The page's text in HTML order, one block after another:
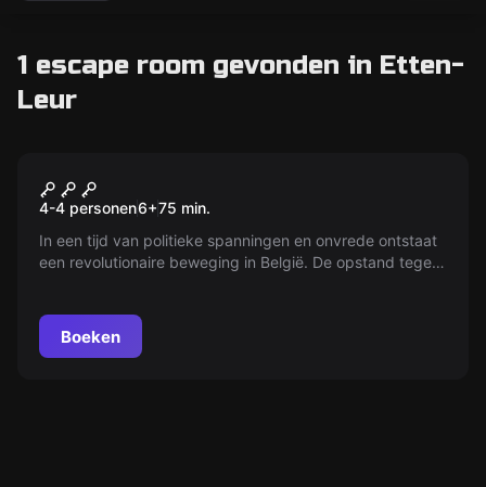
1 escape room gevonden in Etten-
Leur
Nieuw
Koning Willem I – De
Verhoorkamer
4-4 personen6+75 min.
In een tijd van politieke spanningen en onvrede ontstaat
een revolutionaire beweging in België. De opstand tegen
gebeurtenissen die leiden tot de geboorte van een
nieuwe natie.
Boeken